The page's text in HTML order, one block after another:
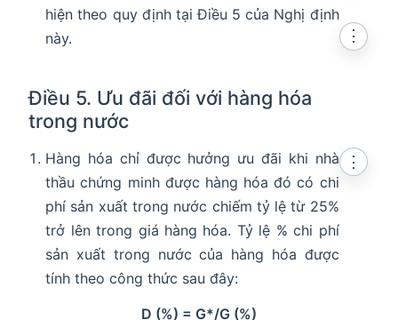
hiện theo quy định tại Điều 5 của Nghị định
này.
Điều 5. Ưu đãi đối với hàng hóa
trong nước
⋮
Hàng hóa chỉ được hưởng ưu đãi khi nhà
thầu chứng minh được hàng hóa đó có chi
phí sản xuất trong nước chiếm tỷ lệ từ 25%
trở lên trong giá hàng hóa. Tỷ lệ % chi phí
sản xuất trong nước của hàng hóa được
tính theo công thức sau đây:
⋮
D (%) = G*/G (%)